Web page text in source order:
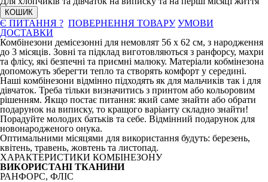
КОШИК
Є ПИТАННЯ ? ПОВЕРНЕННЯ ТОВАРУ УМОВИ
ДОСТАВКИ
Комбінезони демісезонні для немовлят 56 х 62 см, з народження
до 3 місяців. Зовні та підклад виготовляються з ранфорсу, махри
та флісу, які безпечні та приємні малюку. Матеріали кобмінезона
допоможуть зберегти тепло та створять комфорт у середині.
Наші комбінезони відмінно підходять як для мальчиків так і для
дівчаток. Треба тільки визначитись з принтом або кольоровим
рішенням. Якщо постає питання: який саме знайти або обрати
подарунок на виписку, то кращого варіанту складно знайти!
Порадуйте молодих батьків та себе. Відмінний подарунок для
новонародженого онука.
Оптимальними місяцями для використання будуть: березень,
квітень, травень, жовтень та листопад.
ХАРАКТЕРИСТИКИ КОМБІНЕЗОНУ
ВИКОРИСТАНІ ТКАНИНИ
РАНФОРС, ФЛІС